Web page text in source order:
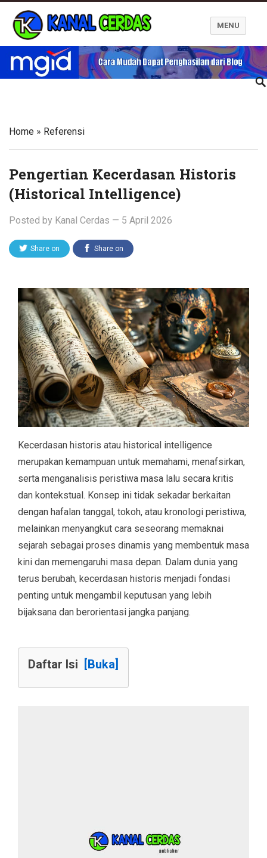
Kanal Cerdas
MENU
Home » Referensi
Pengertian Kecerdasan Historis
(Historical Intelligence)
Posted by Kanal Cerdas — 5 April 2026
Share on Share on
Kecerdasan historis atau historical intelligence
merupakan kemampuan untuk memahami, menafsirkan,
serta menganalisis peristiwa masa lalu secara kritis
dan kontekstual. Konsep ini tidak sekadar berkaitan
dengan hafalan tanggal, tokoh, atau kronologi peristiwa,
melainkan menyangkut cara seseorang memaknai
sejarah sebagai proses dinamis yang membentuk masa
kini dan memengaruhi masa depan. Dalam dunia yang
terus berubah, kecerdasan historis menjadi fondasi
penting untuk mengambil keputusan yang lebih
bijaksana dan berorientasi jangka panjang.
Daftar Isi [Buka]